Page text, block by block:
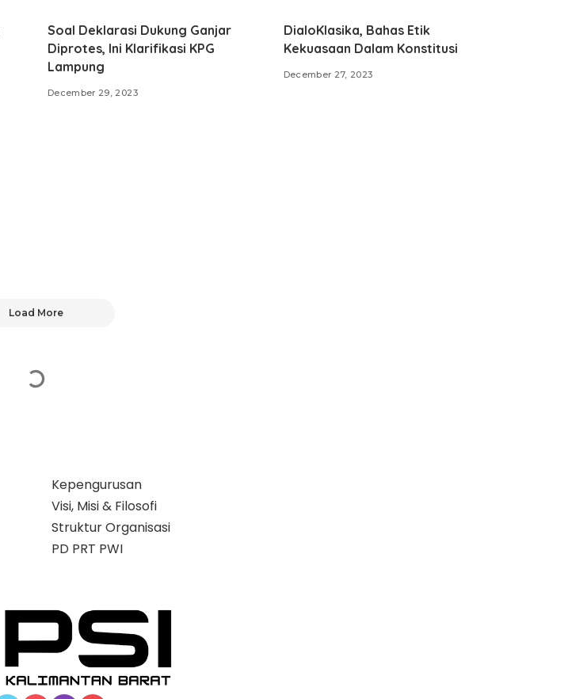
Soal Deklarasi Dukung Ganjar
Diprotes, Ini Klarifikasi KPG
Lampung
December 29, 2023
DialoKlasika, Bahas Etik
Kekuasaan Dalam Konstitusi
December 27, 2023
Load More
Kepengurusan
Visi, Misi & Filosofi
Struktur Organisasi
PD PRT PWI